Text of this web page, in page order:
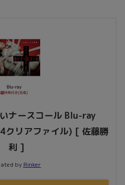
いナースコール Blu-ray
クリアファイル) [ 佐藤勝
利 ]
by Rinker